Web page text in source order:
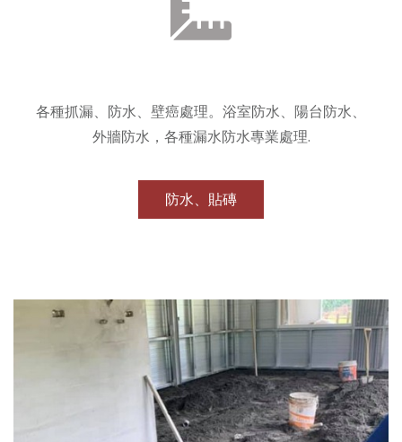
各種抓漏、防水、壁癌處理。浴室防水、陽台防水、
外牆防水，各種漏水防水專業處理.
防水、貼磚